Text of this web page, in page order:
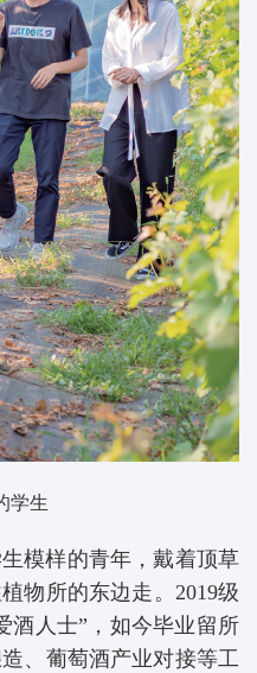
学生
模样的青年，戴着顶草
物所的东边走。2019级
酒人士”，如今毕业留所
、葡萄酒产业对接等工